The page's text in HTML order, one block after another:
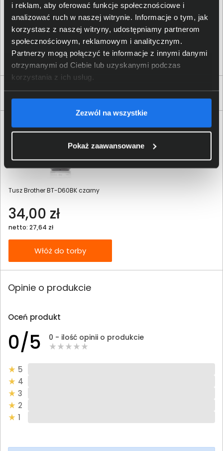
i reklam, aby oferować funkcje społecznościowe i
analizować ruch w naszej witrynie. Informacje o tym, jak
korzystasz z naszej witryny, udostępniamy partnerom
społecznościowym, reklamowym i analitycznym.
Partnerzy mogą połączyć te informacje z innymi danymi
otrzymanymi od Ciebie lub uzyskanymi podczas
korzystania z ich usług.
Zezwól na wszystkie
Pokaż zaawansowane
59,00 zł
netto: 47,97 zł
Włóż do torby
Produkty podobne
Tusz Brother BT-D60BK czarny
34,00 zł
netto: 27,64 zł
Włóż do torby
Opinie o produkcie
Oceń produkt
0/5 0 - ilość opinii o produkcie
5
4
3
2
1